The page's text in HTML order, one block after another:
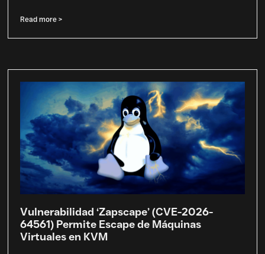
Read more >
Vulnerabilidad ‘Zapscape’ (CVE-2026-
64561) Permite Escape de Máquinas
Virtuales en KVM